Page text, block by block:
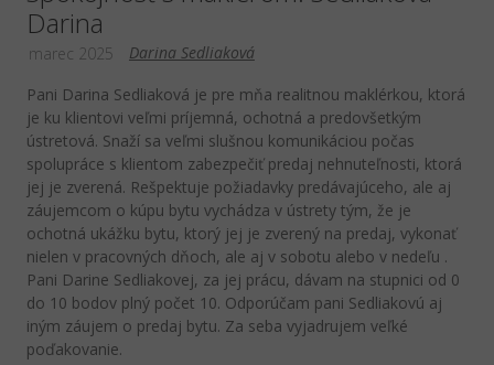
Darina
Darina Sedliaková
marec 2025
Pani Darina Sedliaková je pre mňa realitnou maklérkou, ktorá
je ku klientovi veľmi príjemná, ochotná a predovšetkým
ústretová. Snaží sa veľmi slušnou komunikáciou počas
spolupráce s klientom zabezpečiť predaj nehnuteľnosti, ktorá
jej je zverená. Rešpektuje požiadavky predávajúceho, ale aj
záujemcom o kúpu bytu vychádza v ústrety tým, že je
ochotná ukážku bytu, ktorý jej je zverený na predaj, vykonať
nielen v pracovných dňoch, ale aj v sobotu alebo v nedeľu .
Pani Darine Sedliakovej, za jej prácu, dávam na stupnici od 0
do 10 bodov plný počet 10. Odporúčam pani Sedliakovú aj
iným záujem o predaj bytu. Za seba vyjadrujem veľké
poďakovanie.